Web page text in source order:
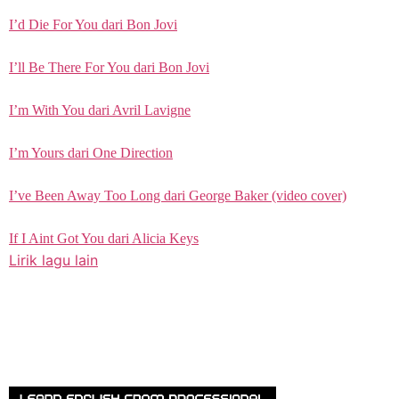
I’d Die For You dari Bon Jovi
I’ll Be There For You dari Bon Jovi
I’m With You dari Avril Lavigne
I’m Yours dari One Direction
I’ve Been Away Too Long dari George Baker (video cover)
If I Aint Got You dari Alicia Keys
Lirik lagu lain